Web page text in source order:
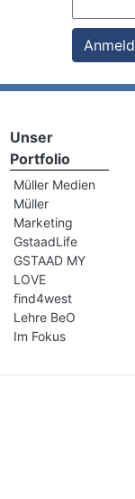
Unser
Portfolio
Müller Medien
Müller
Marketing
GstaadLife
GSTAAD MY
LOVE
find4west
Lehre BeO
Im Fokus